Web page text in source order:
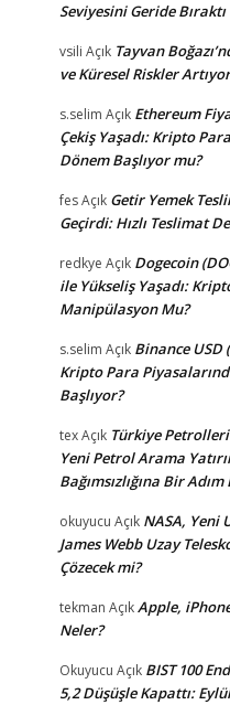
Seviyesini Geride Bıraktı
vsili Açık Tayvan
ve Küresel Riskler Artıyor
s.selim Açık Ethereum
Çekiş Yaşadı: Kripto
Dönem Başlıyor mu?
fesAçık Getir Yemek
Geçirdi: Hızlı Teslimat
redkye Açık Dogecoin
ile Yükseliş Yaşadı:
Manipülasyon Mu?
s.selim Açık Binance USD
Kripto Para
Başlıyor?
texAçık Türkiye Petrolleri
Yeni Petrol Arama
Bağımsızlığına Bir Adım
okuyucu Açık NASA, Yeni
James Webb Uzay
Çözecek mi?
tekman AçıkApple,
Neler?
Okuyucu Açık BIST 100
5,2 Düşüşle Kapattı: